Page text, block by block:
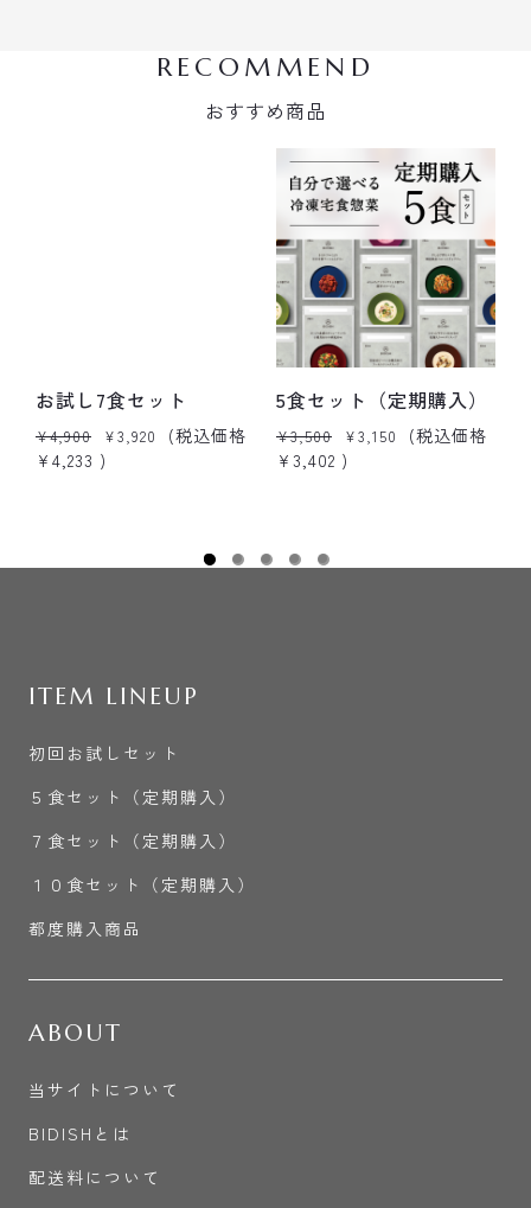
RECOMMEND
おすすめ商品
お試し7食セット
¥4,900 ¥3,920
(税込価格
¥4,233 )
5食セット（定期購入）
¥3,500 ¥3,150
(税込価格
¥3,402 )
ITEM LINEUP
初回お試しセット
５食セット（定期購入）
７食セット（定期購入）
１０食セット（定期購入）
都度購入商品
ABOUT
当サイトについて
BIDISHとは
配送料について